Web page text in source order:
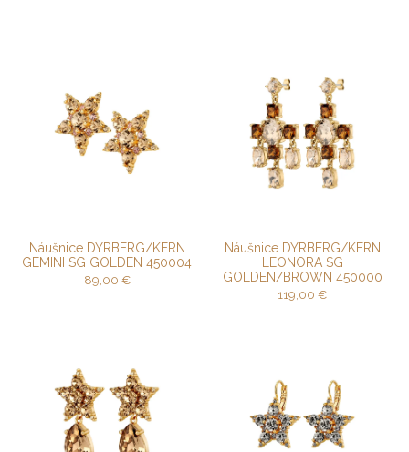
Náušnice DYRBERG/KERN
GEMINI SG GOLDEN 450004
89,00 €
Náušnice DYRBERG/KERN
LEONORA SG
GOLDEN/BROWN 450000
119,00 €